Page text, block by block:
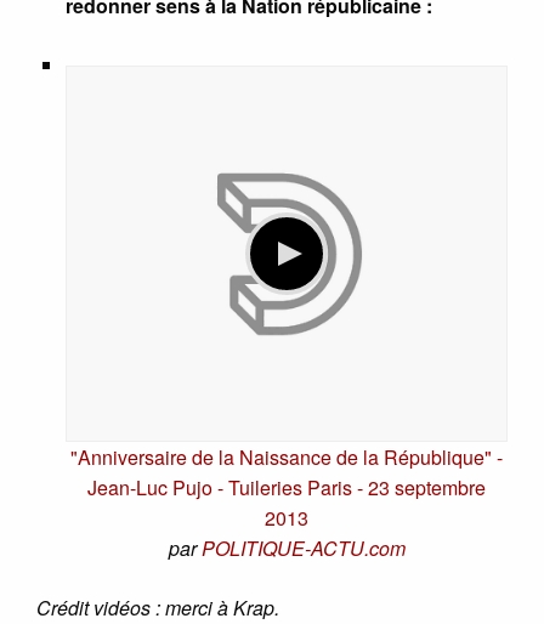
redonner sens à la Nation républicaine :
"Anniversaire de la Naissance de la République" -
Jean-Luc Pujo - Tuileries Paris - 23 septembre
2013
parPOLITIQUE-ACTU.com
Crédit vidéos : merci à Krap.